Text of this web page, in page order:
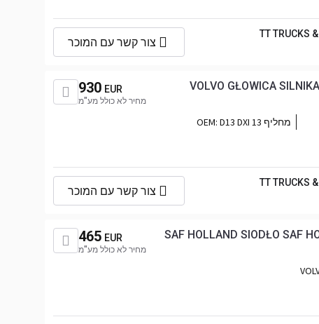
TT TRUCKS
צור קשר עם המוכר
VOLVO GŁOWICA
מחליף OEM: D13 DXI 13
930 EUR
מחיר לא כולל מע"מ
TT TRUCKS
צור קשר עם המוכר
SAF HOLLAND SIODŁO SAF
465 EUR
מחיר לא כולל מע"מ